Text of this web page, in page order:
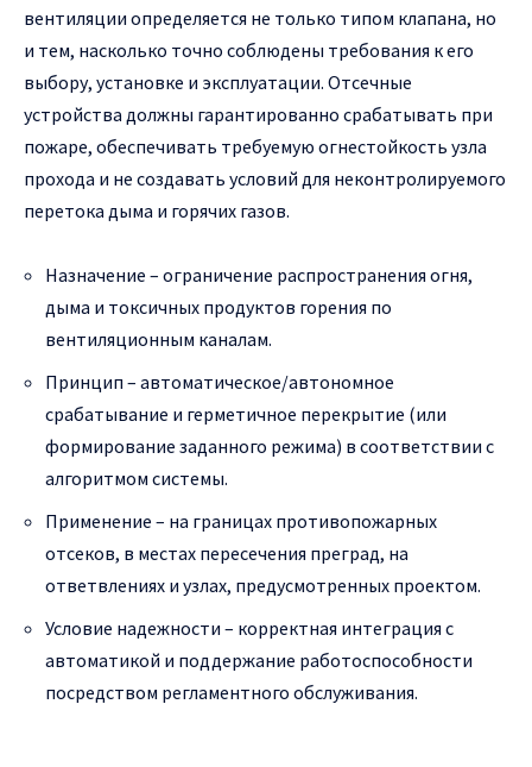
вентиляции определяется не только типом клапана, но
и тем, насколько точно соблюдены требования к его
выбору, установке и эксплуатации. Отсечные
устройства должны гарантированно срабатывать при
пожаре, обеспечивать требуемую огнестойкость узла
прохода и не создавать условий для неконтролируемого
перетока дыма и горячих газов.
Назначение – ограничение распространения огня,
дыма и токсичных продуктов горения по
вентиляционным каналам.
Принцип – автоматическое/автономное
срабатывание и герметичное перекрытие (или
формирование заданного режима) в соответствии с
алгоритмом системы.
Применение – на границах противопожарных
отсеков, в местах пересечения преград, на
ответвлениях и узлах, предусмотренных проектом.
Условие надежности – корректная интеграция с
автоматикой и поддержание работоспособности
посредством регламентного обслуживания.